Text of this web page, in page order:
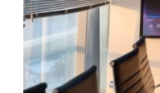
Màn hình tình chiếu:
Độ sáng của máy chiếu
và cần phải giảm ánh